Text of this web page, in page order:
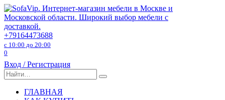
Перейти
к
содержанию
+79164473688
с 10:00 до 20:00
0
Вход / Регистрация
Search
for:
ГЛАВНАЯ